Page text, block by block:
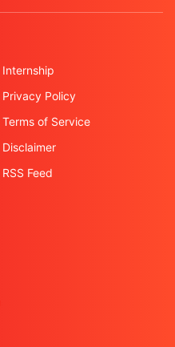
Internship
Privacy Policy
Terms of Service
Disclaimer
RSS Feed